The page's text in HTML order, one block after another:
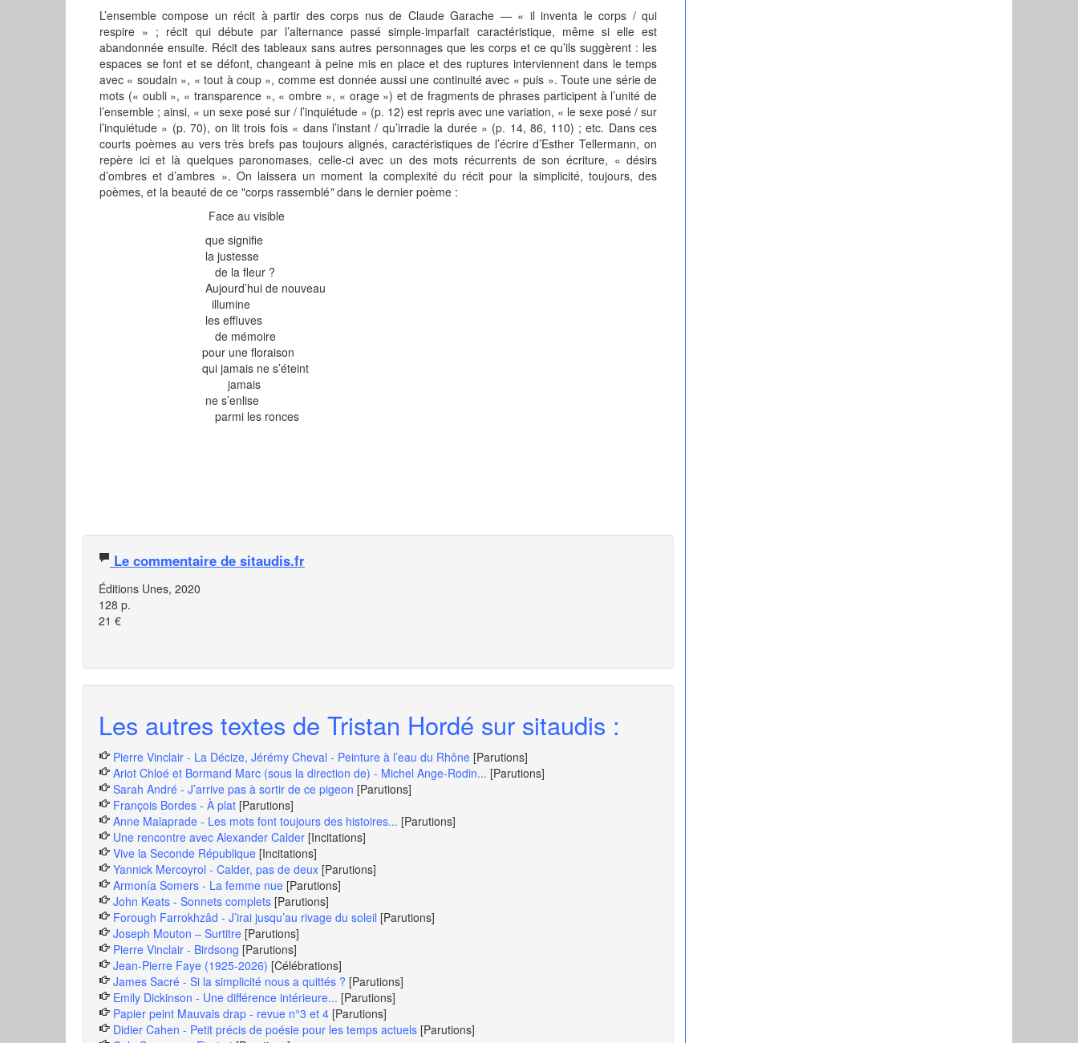
L’ensemble compose un récit à partir des corps nus de Claude Garache — « il inventa le corps / qui
respire » ; récit qui débute par l’alternance passé simple-imparfait caractéristique, même si elle est
abandonnée ensuite. Récit des tableaux sans autres personnages que les corps et ce qu’ils suggèrent : les
espaces se font et se défont, changeant à peine mis en place et des ruptures interviennent dans le temps
avec « soudain », « tout à coup », comme est donnée aussi une continuité avec « puis ». Toute une série de
mots (« oubli », « transparence », « ombre », « orage ») et de fragments de phrases participent à l’unité de
l’ensemble ; ainsi, « un sexe posé sur / l’inquiétude » (p. 12) est repris avec une variation, « le sexe posé / sur
l’inquiétude » (p. 70), on lit trois fois « dans l’instant / qu’irradie la durée » (p. 14, 86, 110) ; etc. Dans ces
courts poèmes au vers très brefs pas toujours alignés, caractéristiques de l’écrire d’Esther Tellermann, on
repère ici et là quelques paronomases, celle-ci avec un des mots récurrents de son écriture, « désirs
d’ombres et d’ambres ». On laissera un moment la complexité du récit pour la simplicité, toujours, des
poèmes, et la beauté de ce "corps rassemblé"dans le dernier poème :
Face au visible
que signifie
la justesse
de la fleur ?
Aujourd’hui de nouveau
illumine
les effluves
de mémoire
pour une floraison
qui jamais ne s’éteint
jamais
ne s’enlise
parmi les ronces
Le commentaire de sitaudis.fr
Éditions Unes, 2020
128 p.
21 €
Les autres textes de Tristan Hordé sur sitaudis :
Pierre Vinclair - La Décize, Jérémy Cheval - Peinture à l’eau du Rhône [Parutions]
Ariot Chloé et Bormand Marc (sous la direction de) - Michel Ange-Rodin... [Parutions]
Sarah André - J’arrive pas à sortir de ce pigeon [Parutions]
François Bordes - À plat [Parutions]
Anne Malaprade - Les mots font toujours des histoires... [Parutions]
Une rencontre avec Alexander Calder [Incitations]
Vive la Seconde République [Incitations]
Yannick Mercoyrol - Calder, pas de deux [Parutions]
Armonía Somers - La femme nue [Parutions]
John Keats - Sonnets complets [Parutions]
Forough Farrokhzâd - J’irai jusqu’au rivage du soleil [Parutions]
Joseph Mouton – Surtitre [Parutions]
Pierre Vinclair - Birdsong [Parutions]
Jean-Pierre Faye (1925-2026) [Célébrations]
James Sacré - Si la simplicité nous a quittés ? [Parutions]
Emily Dickinson - Une différence intérieure... [Parutions]
Papier peint Mauvais drap - revue n°3 et 4 [Parutions]
Didier Cahen - Petit précis de poésie pour les temps actuels [Parutions]